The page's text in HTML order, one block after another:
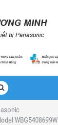
WBG5408699W